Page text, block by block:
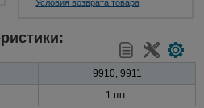
Условия возврата товара
9910, 9911
1 шт.